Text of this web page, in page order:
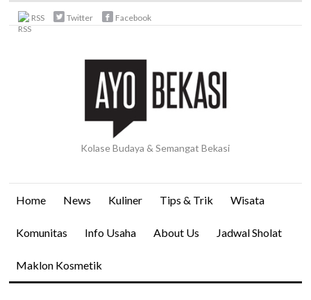
RSS Twitter Facebook
Kolase Budaya & Semangat Bekasi
Home News Kuliner Tips & Trik Wisata
Komunitas Info Usaha About Us Jadwal Sholat
Maklon Kosmetik